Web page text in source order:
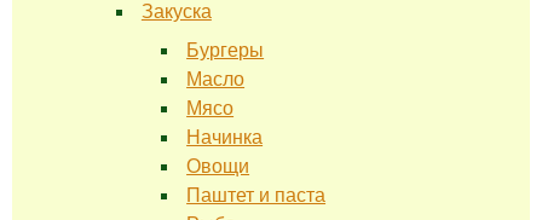
Закуска
Бургеры
Масло
Мясо
Начинка
Овощи
Паштет и паста